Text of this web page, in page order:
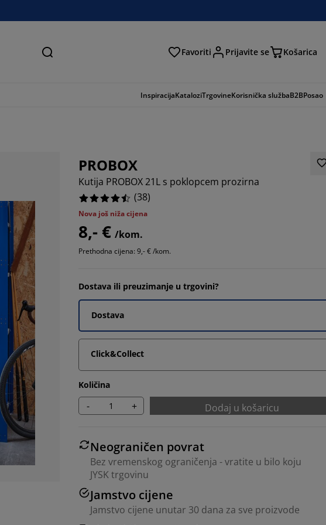
Pretraga Favoriti Prijavite se Košarica
InspiracijaKataloziTrgovineKorisnička službaB2BPosao
PROBOX
Kutija PROBOX 21L s poklopcem prozirna
(38)
Nova još niža cijena
8,- € /kom.
Prethodna cijena: 9,- € /kom.
Dostava ili preuzimanje u trgovini?
Dostava
Click&Collect
Količina
- + Dodaj u košaricu
Neograničen povrat
Bez vremenskog ograničenja - vratite u bilo koju
JYSK trgovinu
Jamstvo cijene
Jamstvo cijene unutar 30 dana za sve proizvode
73.68421052631578%
15.789473684210526%
5.263157894736842%
5.263157894736842%